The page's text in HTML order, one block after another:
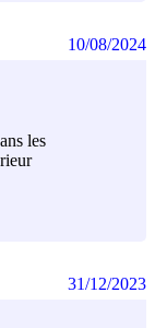
les
10/08/2024
31/12/2023